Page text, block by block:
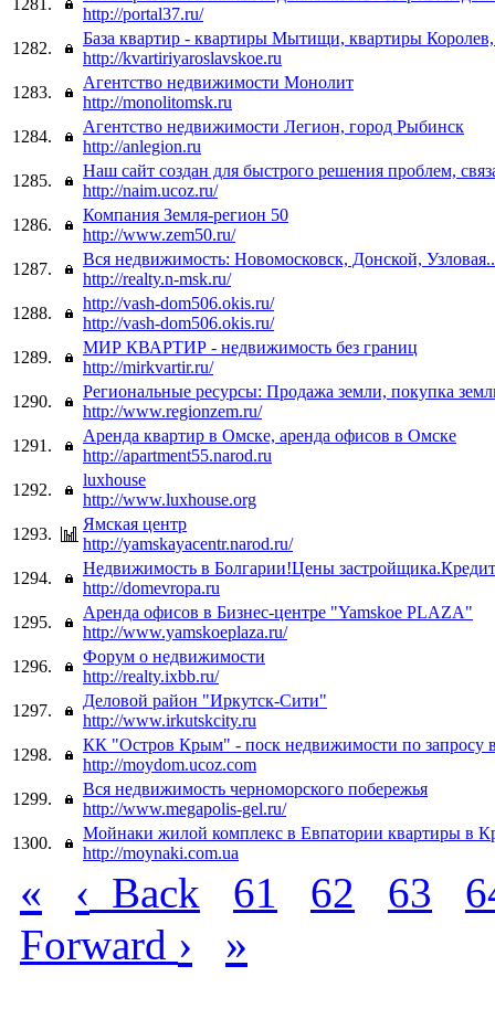
http://portal37.ru/
1282.
База квартир - квартиры Мытищи, квартиры
http://kvartiriyaroslavskoe.ru
1283.
Агентство недвижимости Монолит
http://monolitomsk.ru
1284.
Агентство недвижимости Легион, город Рыбинск
http://anlegion.ru
1285.
Наш сайт создан для быстрого решения проблем,
http://naim.ucoz.ru/
1286.
Компания Земля-регион 50
http://www.zem50.ru/
1287.
Вся недвижимость: Новомосковск, Донской,
http://realty.n-msk.ru/
1288.
http://vash-dom506.okis.ru/
http://vash-dom506.okis.ru/
1289.
МИР КВАРТИР - недвижимость без границ
http://mirkvartir.ru/
1290.
Региональные ресурсы: Продажа земли, покупка
http://www.regionzem.ru/
1291.
Аренда квартир в Омске, аренда офисов в Омске
http://apartment55.narod.ru
1292.
luxhouse
http://www.luxhouse.org
1293.
Ямская центр
http://yamskayacentr.narod.ru/
1294.
Недвижимость в Болгарии!Цены
http://domevropa.ru
1295.
Аренда офисов в Бизнес-центре "Yamskoe PLAZA"
http://www.yamskoeplaza.ru/
1296.
Форум о недвижимости
http://realty.ixbb.ru/
1297.
Деловой район "Иркутск-Сити"
http://www.irkutskcity.ru
1298.
КК "Остров Крым" - поск недвижимости по
http://moydom.ucoz.com
1299.
Вся недвижимость черноморского побережья
http://www.megapolis-gel.ru/
1300.
Мойнаки жилой комплекс в Евпатории квартиры в
http://moynaki.com.ua
« ‹ Back 61 62 63
Forward › »